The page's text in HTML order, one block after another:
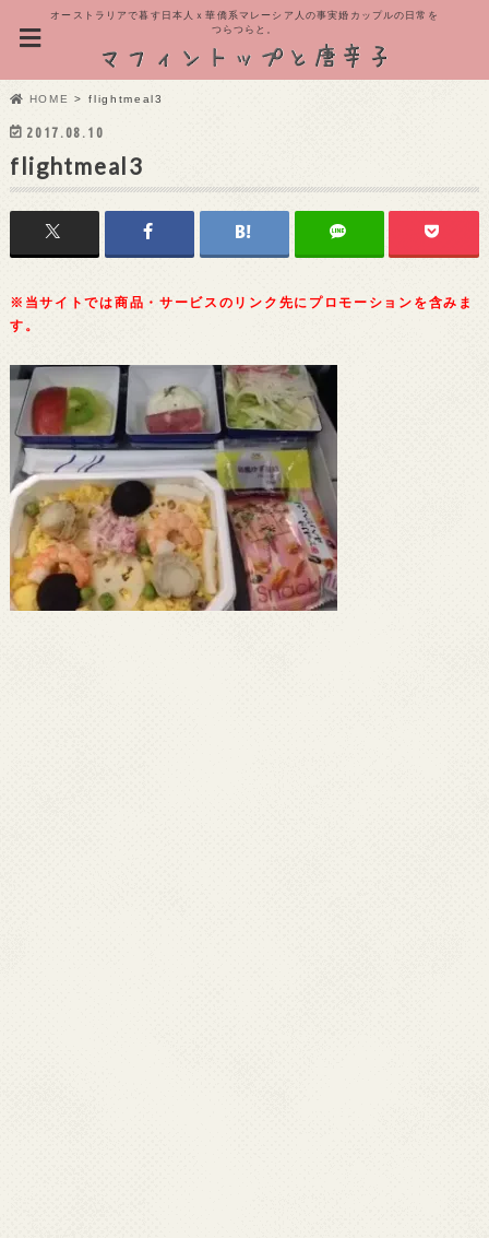
オーストラリアで暮す日本人ｘ華僑系マレーシア人の事実婚カップルの日常を
つらつらと。
HOME flightmeal3
2017.08.10
flightmeal3
※当サイトでは商品・サービスのリンク先にプロモーションを含みま
す。